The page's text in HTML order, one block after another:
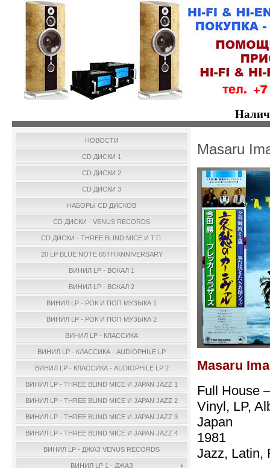
НОВОСТИ
CD ДИСКИ 1
CD ДИСКИ 2
CD ДИСКИ 3
НАБОРЫ CD ДИСКОВ
CD ДИСКИ - VENUS RECORDS
CD ДИСКИ - THREE BLIND MICE И Т.П.
20 LP BLUE NOTE 65TH ANNIVERSARY
ВИНИЛ LP - ВОКАЛ 1
ВИНИЛ LP - ВОКАЛ 2
ВИНИЛ LP - РОК И ПОП МУЗЫКА 1
ВИНИЛ LP - РОК И ПОП МУЗЫКА 2
ВИНИЛ LP - КЛАССИКА
ВИНИЛ LP - КЛАССИКА - AUDIOPHILE LP
ВИНИЛ LP - КЛАССИКА - AUDIOPHILE LP 2
ВИНИЛ LP - THREE BLIND MICE И JAPAN JAZZ 1
ВИНИЛ LP - THREE BLIND MICE И JAPAN JAZZ 2
ВИНИЛ LP - THREE BLIND MICE И JAPAN JAZZ 3
ВИНИЛ LP - THREE BLIND MICE И JAPAN JAZZ 4
ВИНИЛ LP - ДЖАЗ VENUS RECORDS
ВИНИЛ LP 1 - ДЖАЗ
Masaru
Masaru
Full House
Vinyl, LP,
Japan
1981
Jazz, Latin,